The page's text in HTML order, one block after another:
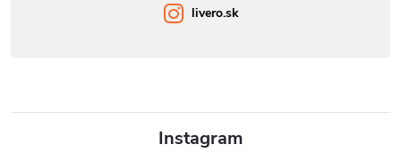
Instagram
livero.sk